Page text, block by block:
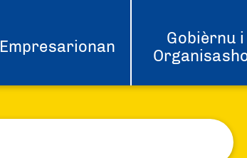
Empresarionan
Gobièrnu i